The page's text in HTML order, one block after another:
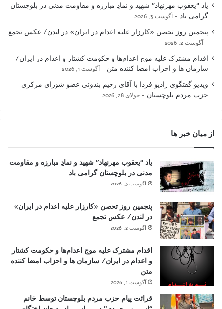
یاد “یعقوب مهرنهاد” شهید و نمادِ مبارزه و مقاومت مدنی در بلوچستان
گرامی باد
آگوست 3, 2026
پنجمین روز تحصن «کارزار علیه اعدام در ایران» در لندن/ عکس تجمع
آگوست 2, 2026
اقدام مشترک علیه موج اعدام‌ها و حکومت کشتار و اعدام در ایران/
سازمان ها و احزاب امضا کننده متن
آگوست 1, 2026
ویدیو گفتگوی رادیو فردا با آقای رحیم بندوئی عضو شورای مرکزی
حزب مردم بلوچستان
جولای 28, 2026
از میان خبر ها
یاد “یعقوب مهرنهاد” شهید و نمادِ مبارزه و مقاومت
مدنی در بلوچستان گرامی باد
آگوست 3, 2026
پنجمین روز تحصن «کارزار علیه اعدام در ایران»
در لندن/ عکس تجمع
آگوست 2, 2026
اقدام مشترک علیه موج اعدام‌ها و حکومت کشتار
و اعدام در ایران/ سازمان ها و احزاب امضا کننده
متن
آگوست 1, 2026
قرائت پیام حزب مردم بلوچستان توسط خانم